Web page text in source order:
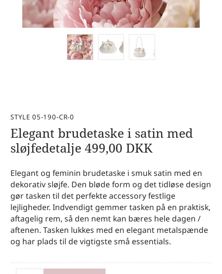
STYLE 05-190-CR-0
Elegant brudetaske i satin med
sløjfedetalje 499,00 DKK
Elegant og feminin brudetaske i smuk satin med en
dekorativ sløjfe. Den bløde form og det tidløse design
gør tasken til det perfekte accessory festlige
lejligheder. Indvendigt gemmer tasken på en praktisk,
aftagelig rem, så den nemt kan bæres hele dagen /
aftenen. Tasken lukkes med en elegant metalspænde
og har plads til de vigtigste små essentials.